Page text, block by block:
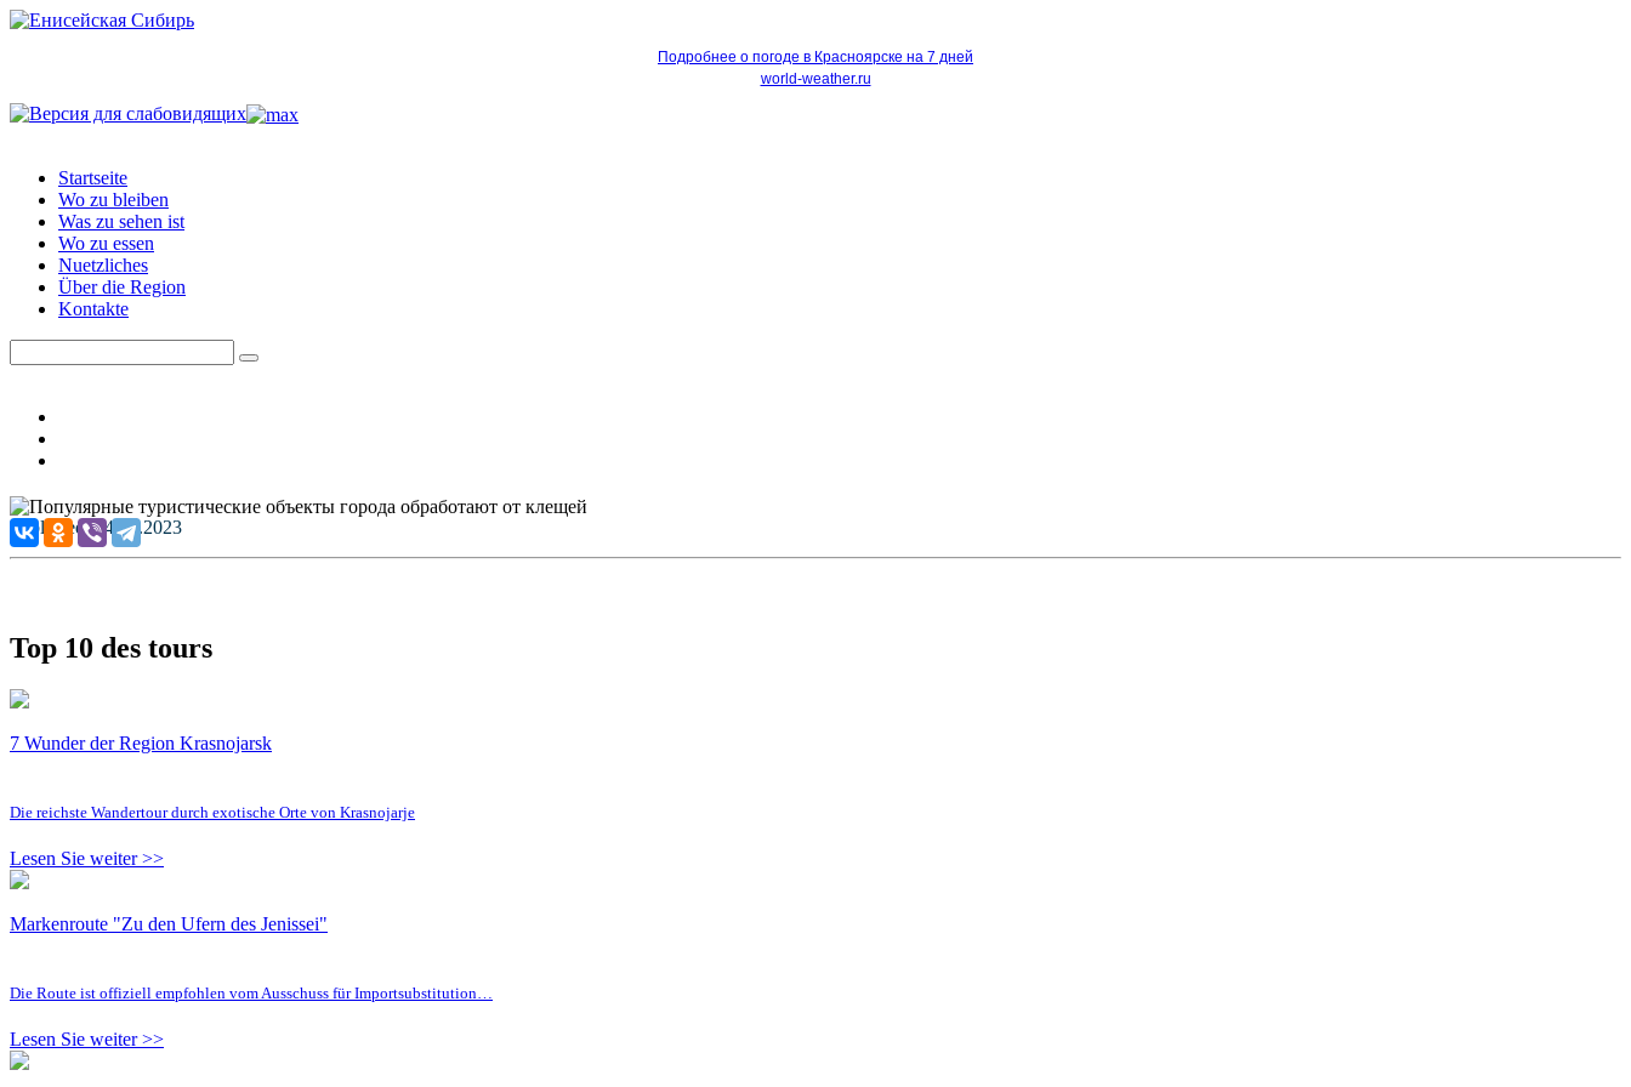
Подробнее о погоде в Красноярске на 7 дней
world-weather.ru
Startseite
Wo zu bleiben
Was zu sehen ist
Wo zu essen
Nuetzliches
Über die Region
Kontakte
Published: 04.05.2023
Top 10 des tours
7 Wunder der Region Krasnojarsk
Die reichste Wandertour durch exotische Orte von Krasnojarje
Lesen Sie weiter >>
Markenroute "Zu den Ufern des Jenissei"
Die Route ist offiziell empfohlen vom Ausschuss für Importsubstitution…
Lesen Sie weiter >>